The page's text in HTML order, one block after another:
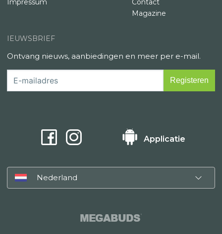
Impressum
Contact
Magazine
IEUWSBRIEF
Ontvang nieuws, aanbiedingen en meer per e-mail.
Applicatie
Nederland
MEGABUDS ®